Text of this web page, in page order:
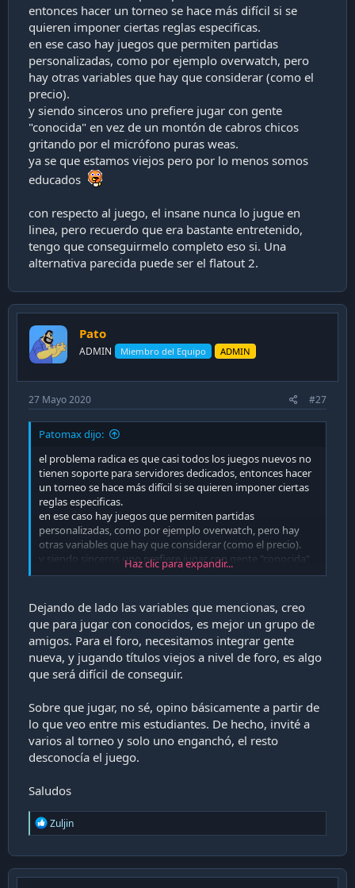
entonces hacer un torneo se hace más difícil si se
quieren imponer ciertas reglas especificas.
en ese caso hay juegos que permiten partidas
personalizadas, como por ejemplo overwatch, pero
hay otras variables que hay que considerar (como el
precio).
y siendo sinceros uno prefiere jugar con gente
"conocida" en vez de un montón de cabros chicos
gritando por el micrófono puras weas.
ya se que estamos viejos pero por lo menos somos
educados
con respecto al juego, el insane nunca lo jugue en
linea, pero recuerdo que era bastante entretenido,
tengo que conseguirmelo completo eso si. Una
alternativa parecida puede ser el flatout 2.
Pato
ADMIN Miembro del Equipo ADMIN
27 Mayo 2020 #27
Patomax dijo:
el problema radica es que casi todos los juegos nuevos no
tienen soporte para servidores dedicados, entonces hacer
un torneo se hace más difícil si se quieren imponer ciertas
reglas especificas.
en ese caso hay juegos que permiten partidas
personalizadas, como por ejemplo overwatch, pero hay
otras variables que hay que considerar (como el precio).
y siendo sinceros uno prefiere jugar con gente "conocida"
en vez de un montón de cabros chicos gritando por el
ya se que estamos viejos pero por lo menos somos
educados
con respecto al juego, el insane nunca lo jugue en linea,
pero recuerdo que era bastante entretenido, tengo que
conseguirmelo completo eso si. Una alternativa parecida
Haz clic para expandir...
Dejando de lado las variables que mencionas, creo
que para jugar con conocidos, es mejor un grupo de
amigos. Para el foro, necesitamos integrar gente
nueva, y jugando títulos viejos a nivel de foro, es algo
que será difícil de conseguir.
Sobre que jugar, no sé, opino básicamente a partir de
lo que veo entre mis estudiantes. De hecho, invité a
varios al torneo y solo uno enganchó, el resto
desconocía el juego.
Saludos
R
e
c
t
Zuljin